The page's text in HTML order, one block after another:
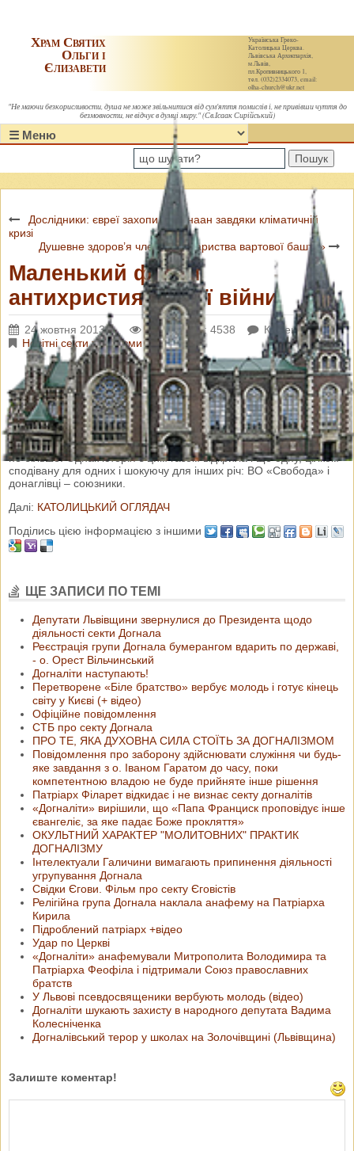
Українська Греко-
Католицька Церква.
Львівська Архиєпархія,
м.Львів,
пл.Кропивницького 1,
тел. (032)2334073, email:
olha-church@ukr.net
Храм Святих
Ольги і
Єлизавети
"Не маючи безкорисливости, душа не може звільнитися від сум'яття помислів і, не привівши чуття до
безмовности, не відчує в думці миру." (Св.Ісаак Сирійський)
Пошук
Дослідники: євреї захопили Ханаан завдяки кліматичній
кризі
Душевне здоров’я членів «Товариства вартової башти»
Маленький фронт
антихристиянської війни
24 жовтня 2013 р. Переглядів: 4538
Коментарі: 0
Новітні секти та схизми
Минулого тижня догналівські сектанти вкотре пікетували
Львівську обласну раду проти розробок сланцевого газу в
Україні.
Здавало б ся, нічого цікавого – черговий сектантський вибрик,
не більше. Однак історія з цим газом відкрила і ще одну, цілком
сподівану для одних і шокуючу для інших річ: ВО «Свобода» і
донаглівці – союзники.
Далі: КАТОЛИЦЬКИЙ ОГЛЯДАЧ
Поділись цією інформацією з іншими
ЩЕ ЗАПИСИ ПО ТЕМІ
Депутати Львівщини звернулися до Президента щодо
діяльності секти Догнала
Реєстрація групи Догнала бумерангом вдарить по державі,
- о. Орест Вільчинський
Догналіти наступають!
Перетворене «Біле братство» вербує молодь і готує кінець
світу у Києві (+ відео)
Офіційне повідомлення
СТБ про секту Догнала
ПРО ТЕ, ЯКА ДУХОВНА СИЛА СТОЇТЬ ЗА ДОГНАЛІЗМОМ
Повідомлення про заборону здійснювати служіння чи будь-
яке завдання з о. Іваном Гаратом до часу, поки
компетентною владою не буде прийняте інше рішення
Патріарх Філарет відкидає і не визнає секту догналітів
«Догналіти» вирішили, що «Папа Франциск проповідує інше
євангеліє, за яке падає Боже прокляття»
ОКУЛЬТНИЙ ХАРАКТЕР "МОЛИТОВНИХ" ПРАКТИК
ДОГНАЛІЗМУ
Інтелектуали Галичини вимагають припинення діяльності
угрупування Догнала
Свідки Єгови. Фільм про секту Єговістів
Релігійна група Догнала наклала анафему на Патріарха
Кирила
Підроблений патріарх +відео
Удар по Церкві
«Догналіти» анафемували Митрополита Володимира та
Патріарха Феофіла і підтримали Союз православних
братств
У Львові псевдосвященики вербують молодь (відео)
Догналіти шукають захисту в народного депутата Вадима
Колесніченка
Догналівський терор у школах на Золочівщині (Львівщина)
Залиште коментар!